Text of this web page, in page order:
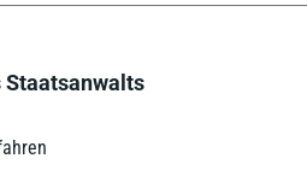
Staatsanwalts